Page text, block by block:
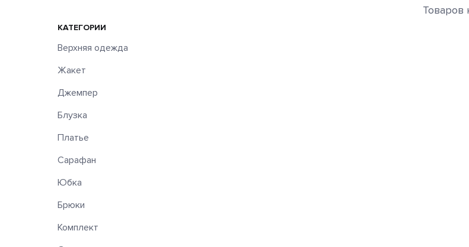
КАТЕГОРИИ
Верхняя одежда
Жакет
Джемпер
Блузка
Платье
Сарафан
Юбка
Брюки
Комплект
Товаров